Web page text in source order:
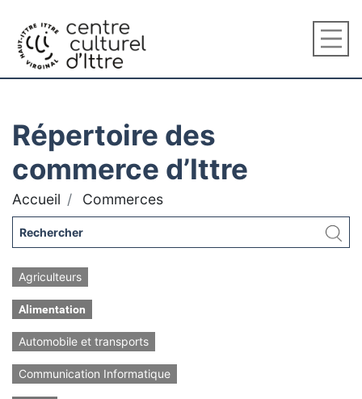
Répertoire des
commerce d’Ittre
Accueil Commerces
Agriculteurs
Alimentation
Automobile et transports
Communication Informatique